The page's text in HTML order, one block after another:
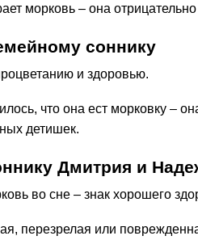
морковь – она
соннику
и здоровью.
что она ест морковку –
детишек.
Дмитрия и
во сне – знак хорошего
перезрелая или